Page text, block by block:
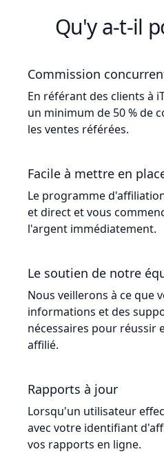
Qu'y a-t-il
Commission
En référant des clients à
un minimum de 50 % de
les ventes référées.
Facile à mettre en
Le programme
et direct et vous
l'argent immédiatement.
Le soutien de notre
Nous veillerons à ce que
informations et des
nécessaires pour réussir
affilié.
Rapports à jour
Lorsqu'un utilisateur
avec votre identifiant
vos rapports en ligne.